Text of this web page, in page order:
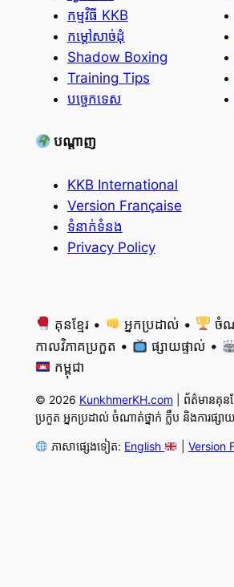
កម្មវិធី KKB
កម្ដៅសាច់ដុំ
Shadow Boxing
Training Tips
បច្ចេកទេស
បណ្តាញ
KKB International
Version Française
ទំនាក់ទំនង
Privacy Policy
គុនខ្មែរ • អ្នកប្រដាល់ •
ចំណ
កាលវិភាគប្រកួត •
ផ្សាយផ្ទាល់ •
កម្ពុជា
© 2026 KunkhmerKH.com| ព័ត៌មានគុនខ្ម
ប្រកួត អ្នកប្រដាល់ ចំណាត់ថ្នាក់ ក្លឹប និងការផ្សា
ភាសាផ្សេងទៀត: English Version